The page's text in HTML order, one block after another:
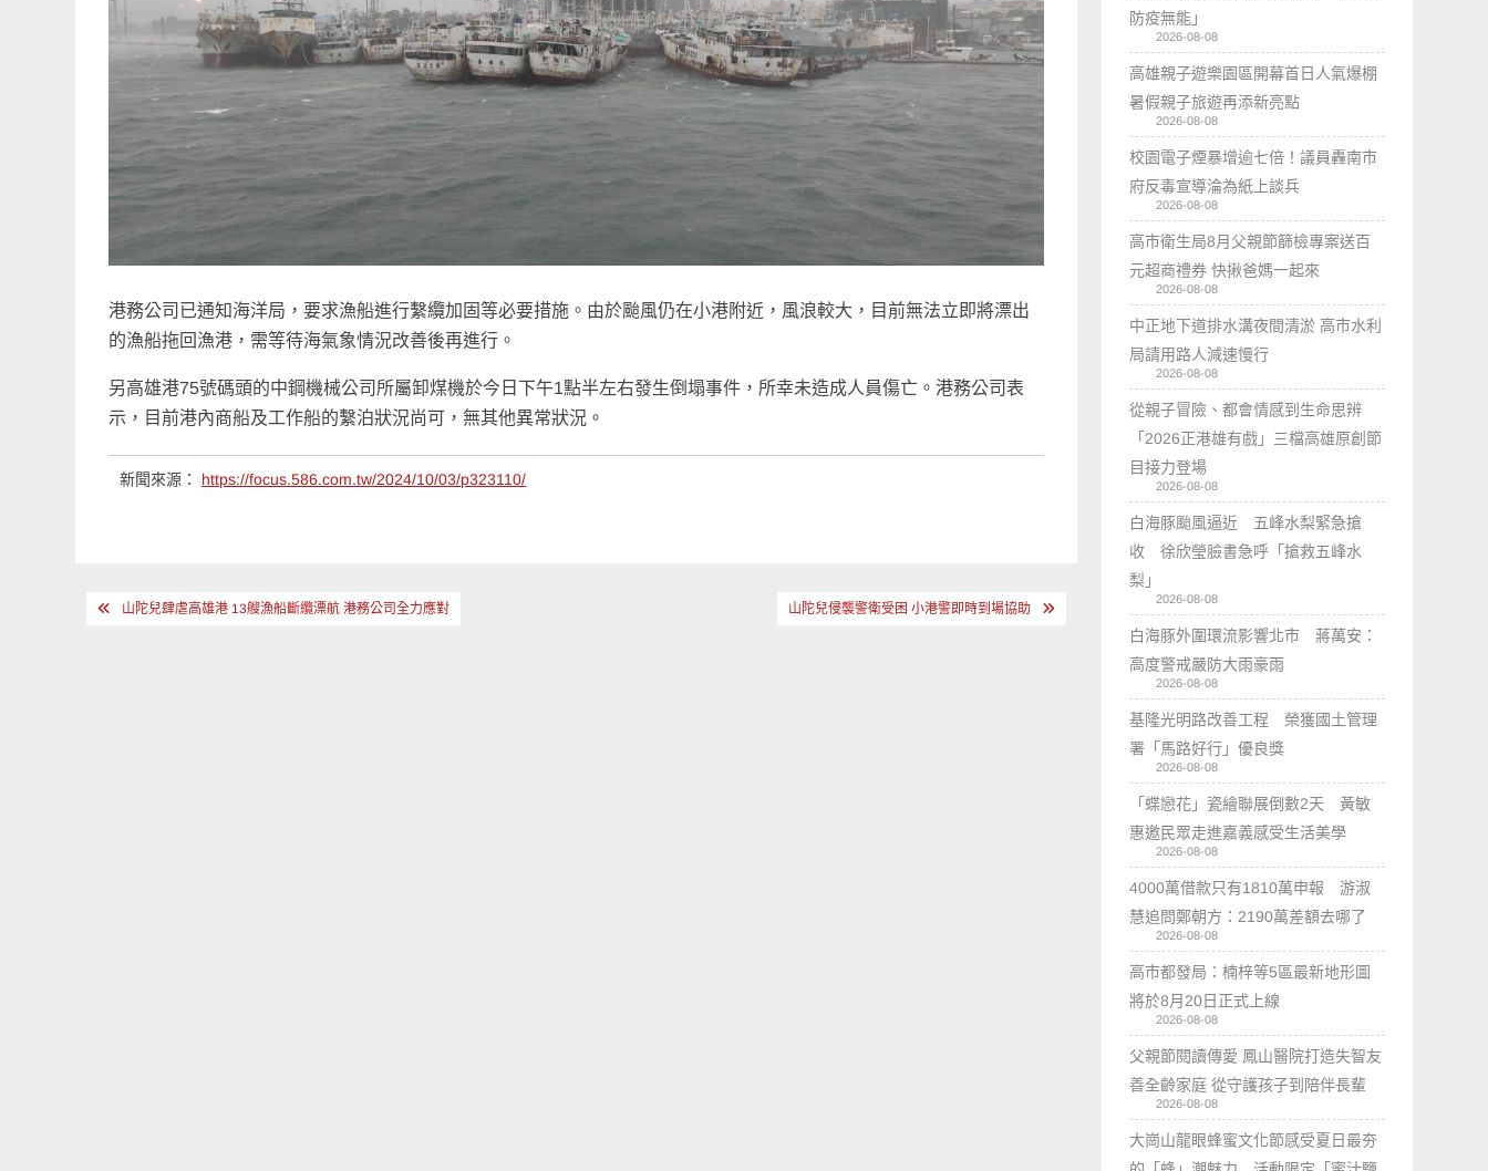
港務公司已通知海洋局，要求漁船進行繫纜加固等必要措施。由於颱風仍在小港附近，風浪較大，目前無法立即將漂出
的漁船拖回漁港，需等待海氣象情況改善後再進行。
另高雄港75號碼頭的中鋼機械公司所屬卸煤機於今日下午1點半左右發生倒塌事件，所幸未造成人員傷亡。港務公司表
示，目前港內商船及工作船的繫泊狀況尚可，無其他異常狀況。
新聞來源： https://focus.586.com.tw/2024/10/03/p323110/
文 山陀兒肆虐高雄港 13艘漁船斷纜漂航 港務公司全力應對 山陀兒侵襲警衛受困 小港警即時到場協助
防疫無能」
2026-08-08
高雄親子遊樂園區開幕首日人氣爆棚
暑假親子旅遊再添新亮點
2026-08-08
校園電子煙暴增逾七倍！議員轟南市
府反毒宣導淪為紙上談兵
2026-08-08
高市衛生局8月父親節篩檢專案送百
元超商禮券 快揪爸媽一起來
2026-08-08
中正地下道排水溝夜間清淤 高市水利
局請用路人減速慢行
2026-08-08
從親子冒險、都會情感到生命思辨
「2026正港雄有戲」三檔高雄原創節
目接力登場
2026-08-08
白海豚颱風逼近 五峰水梨緊急搶
收 徐欣瑩臉書急呼「搶救五峰水
梨」
2026-08-08
白海豚外圍環流影響北市 蔣萬安：
高度警戒嚴防大雨豪雨
2026-08-08
基隆光明路改善工程 榮獲國土管理
署「馬路好行」優良獎
2026-08-08
「蝶戀花」瓷繪聯展倒數2天 黃敏
惠邀民眾走進嘉義感受生活美學
2026-08-08
4000萬借款只有1810萬申報 游淑
慧追問鄭朝方：2190萬差額去哪了
2026-08-08
高市都發局：楠梓等5區最新地形圖
將於8月20日正式上線
2026-08-08
父親節閱讀傳愛 鳳山醫院打造失智友
善全齡家庭 從守護孩子到陪伴長輩
2026-08-08
大崗山龍眼蜂蜜文化節感受夏日最夯